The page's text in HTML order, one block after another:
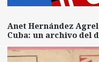
Anet Hernández
Cuba: un archivo del